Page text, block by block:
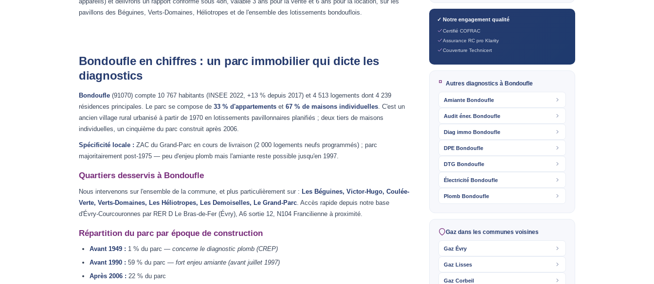
pavillons des Béguines, Verts-Domaines, Héliotropes et de l'ensemble des lotissements bondouflois.
Bondoufle en chiffres : un parc immobilier qui dicte les
diagnostics
Bondoufle (91070) compte 10 767 habitants (INSEE 2022, +13 % depuis 2017) et 4 513 logements dont 4 239
résidences principales. Le parc se compose de 33 % d'appartements et 67 % de maisons individuelles. C'est un
ancien village rural urbanisé à partir de 1970 en lotissements pavillonnaires planifiés ; deux tiers de maisons
individuelles, un cinquième du parc construit après 2006.
Spécificité locale : ZAC du Grand-Parc en cours de livraison (2 000 logements neufs programmés) ; parc
majoritairement post-1975 — peu d'enjeu plomb mais l'amiante reste possible jusqu'en 1997.
Quartiers desservis à Bondoufle
Nous intervenons sur l'ensemble de la commune, et plus particulièrement sur : Les Béguines, Victor-Hugo, Coulée-
Verte, Verts-Domaines, Les Héliotropes, Les Demoiselles, Le Grand-Parc. Accès rapide depuis notre base
d'Évry-Courcouronnes par RER D Le Bras-de-Fer (Évry), A6 sortie 12, N104 Francilienne à proximité.
Répartition du parc par époque de construction
Avant 1949 : 1 % du parc — concerne le diagnostic plomb (CREP)
Avant 1990 : 59 % du parc — fort enjeu amiante (avant juillet 1997)
Après 2006 : 22 % du parc
✓ Notre engagement qualité
Certifié COFRAC
Assurance RC pro Klarity
Couverture Technicert
Autres diagnostics à Bondoufle
Amiante Bondoufle
Audit éner. Bondoufle
Diag immo Bondoufle
DPE Bondoufle
DTG Bondoufle
Électricité Bondoufle
Plomb Bondoufle
Gaz dans les communes voisines
Gaz Évry
Gaz Lisses
Gaz Corbeil